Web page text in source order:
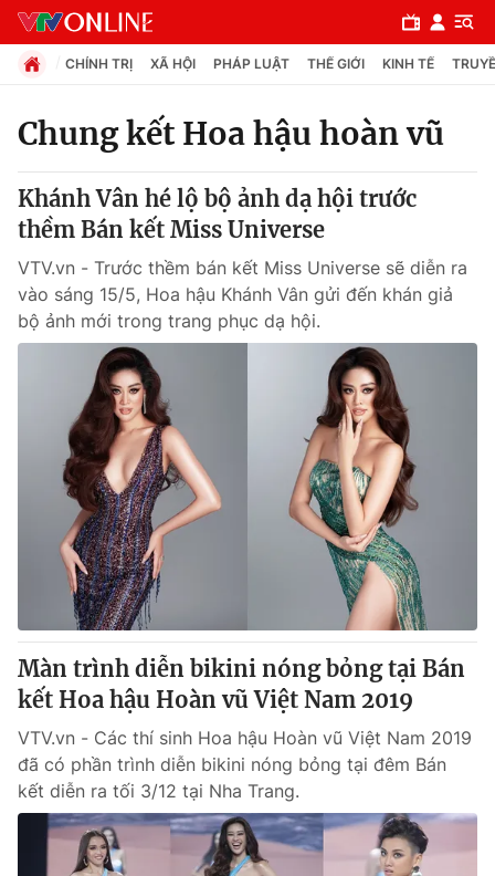
Chuyên mục
Chính trị
Xã hội
Pháp luật
Thế giới
Tin tức
Thế giới đó đây
Câu chuyện quốc tế
Kinh tế
Tài chính
Thị trường
Góc doanh nghiệp
Dữ liệu và đời sống
Truyền hình
Hậu trường
Nhân vật
Khán giả
Giải trí
Điện ảnh
Âm nhạc
Đời sống
Du lịch
Giáo dục
CHÍNH TRỊ XÃ HỘI PHÁP LUẬT THẾ GIỚI KINH TẾ
Chung kết Hoa hậu hoàn vũ
Khánh Vân hé lộ bộ ảnh dạ hội trước
thềm Bán kết Miss Universe
VTV.vn - Trước thềm bán kết Miss Universe sẽ diễn ra
vào sáng 15/5, Hoa hậu Khánh Vân gửi đến khán giả
bộ ảnh mới trong trang phục dạ hội.
Màn trình diễn bikini nóng bỏng tại Bán
kết Hoa hậu Hoàn vũ Việt Nam 2019
VTV.vn - Các thí sinh Hoa hậu Hoàn vũ Việt Nam 2019
đã có phần trình diễn bikini nóng bỏng tại đêm Bán
kết diễn ra tối 3/12 tại Nha Trang.